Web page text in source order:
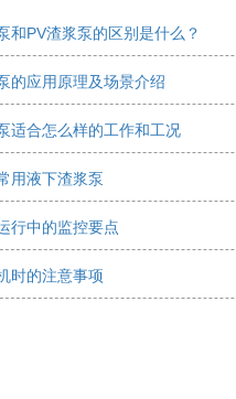
和PV渣浆泵的区别是什么？
的应用原理及场景介绍
适合怎么样的工作和工况‌
用液下渣浆泵
行中的监控要点
时的注意事项